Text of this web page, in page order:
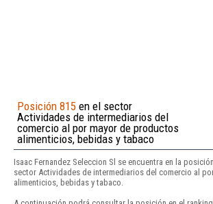
Posición 815 en el sector
Actividades de intermediarios del
comercio al por mayor de productos
alimenticios, bebidas y tabaco
Isaac Fernandez Seleccion Sl se encuentra en la
sector Actividades de intermediarios del comercio al
alimenticios, bebidas y tabaco.